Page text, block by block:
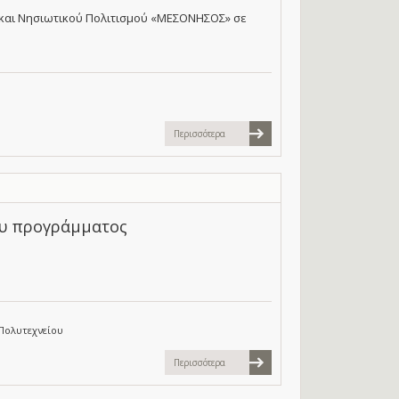
Νησιωτικού Πολιτισμού «ΜΕΣΟΝΗΣΟΣ» σε
Περισσότερα
προγράμματος
Περισσότερα